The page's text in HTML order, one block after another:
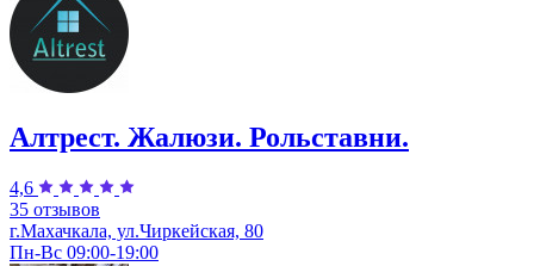
Алтрест. Жалюзи. Рольставни.
4,6
35 отзывов
г.Махачкала, ул.Чиркейская, 80
Пн-Вс 09:00-19:00